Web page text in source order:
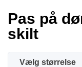
Pas på
skilt
størrelse